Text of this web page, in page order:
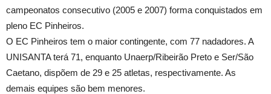
campeonatos consecutivo (2005 e 2007) forma conquistados em
pleno EC Pinheiros.
O EC Pinheiros tem o maior contingente, com 77 nadadores. A
UNISANTA terá 71, enquanto Unaerp/Ribeirão Preto e Ser/São
Caetano, dispõem de 29 e 25 atletas, respectivamente. As
demais equipes são bem menores.